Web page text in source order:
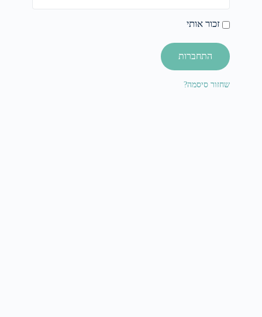
זכור אותי
התחברות
שחזור סיסמה?